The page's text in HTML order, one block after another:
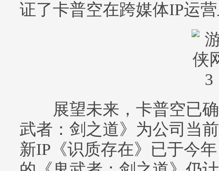
证了卡普空在跨媒体IP运
展望未来，卡普空已确
武者：剑之道》为公司当
新IP《识质存在》已于今